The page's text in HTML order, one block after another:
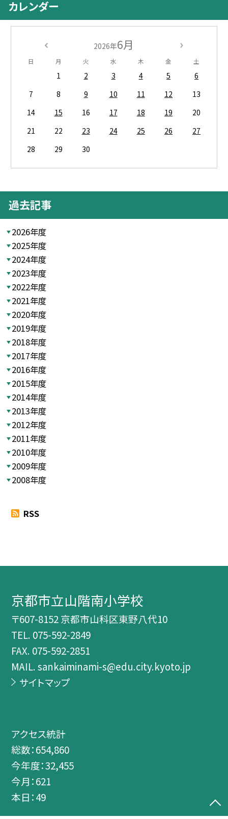
カレンダー
2026年6月
日 月 火 水 木 金 土
1 2 3 4 5
6
7
8 9 10 11 12
13
14
15 16 17 18 19
20
21
22 23 24 25 26
27
28
29 30
過去記事
2026年度
2025年度
2024年度
2023年度
2022年度
2021年度
2020年度
2019年度
2018年度
2017年度
2016年度
2015年度
2014年度
2013年度
2012年度
2011年度
2010年度
2009年度
2008年度
RSS
京都市立山階南小学校
〒607-8152 京都市山科区東野八代10
TEL. 075-592-2849
FAX. 075-592-2851
MAIL. sankaiminami-s@edu.city.kyoto.jp
サイトマップ
アクセス統計
総数：654,860
今年度：32,455
今月：621
本日：49